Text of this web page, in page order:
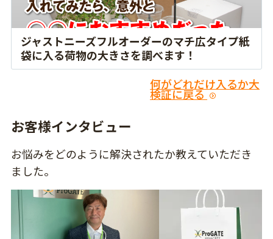
ジャストニーズフルオーダーのマチ広タイプ紙
袋に入る荷物の大きさを調べます！
何がどれだけ入るか大
検証に戻る
お客様インタビュー
お悩みをどのように解決されたか教えていただき
ました。